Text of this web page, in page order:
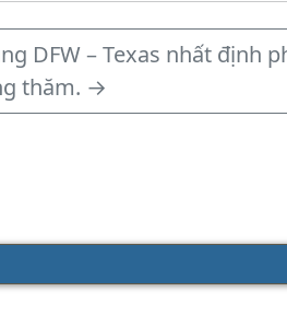
DFW – Texas nhất định
thăm. →